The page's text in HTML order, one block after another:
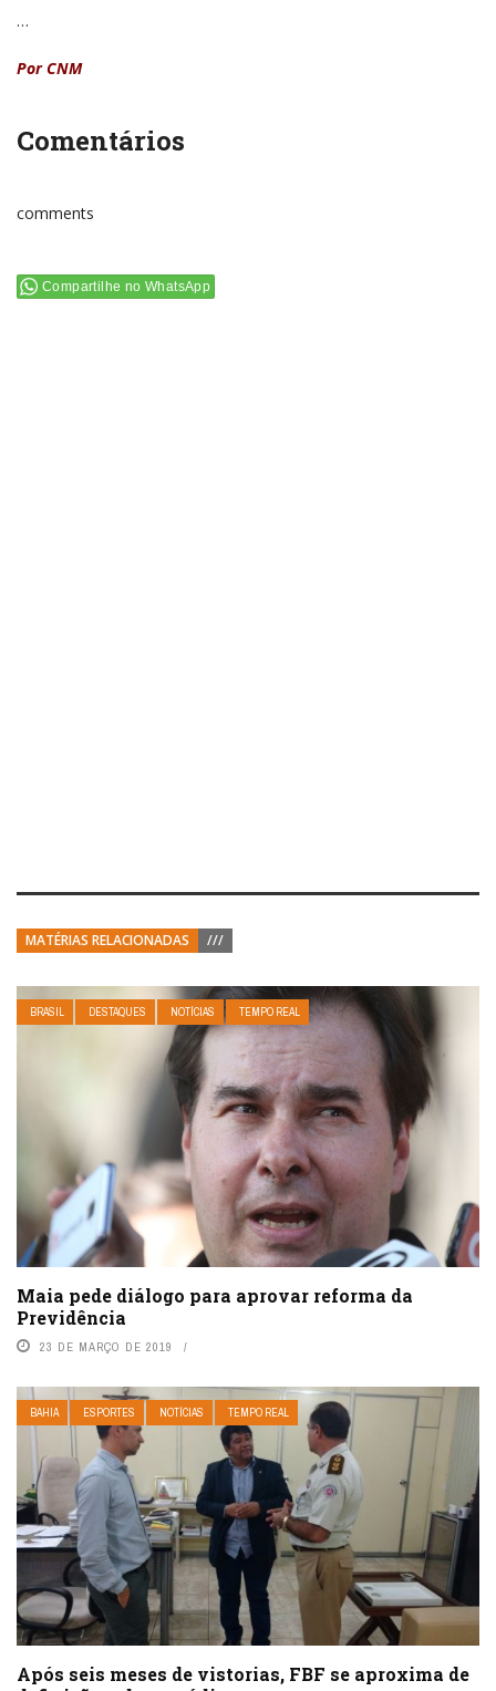
…
Por CNM
Comentários
comments
Compartilhe no WhatsApp
MATÉRIAS RELACIONADAS ///
BRASIL DESTAQUES NOTÍCIAS TEMPO REAL
Maia pede diálogo para aprovar reforma da
Previdência
23 DE MARÇO DE 2019
BAHIA ESPORTES NOTÍCIAS TEMPO REAL
Após seis meses de vistorias, FBF se aproxima de